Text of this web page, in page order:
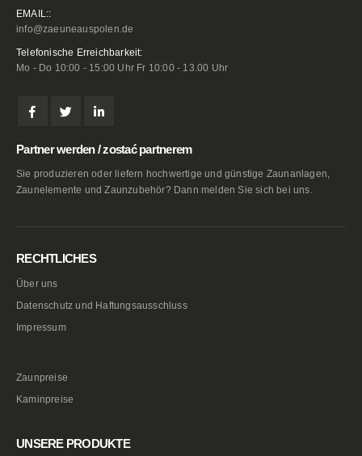
EMAIL::
info@zaeuneauspolen.de
Telefonische Erreichbarkeit:
Mo - Do 10:00 - 15:00 Uhr Fr 10:00 - 13.00 Uhr
Partner werden / zostać partnerem
Sie produzieren oder liefern hochwertige und günstige Zaunanlagen,
Zaunelemente und Zaunzubehör? Dann melden Sie sich bei uns.
RECHTLICHES
Über uns
Datenschutz und Haftungsausschluss
Impressum
Zaunpreise
Kaminpreise
UNSERE PRODUKTE